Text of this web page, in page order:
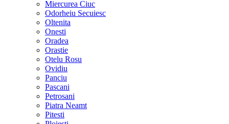
Miercurea Ciuc
Odorheiu Secuiesc
Oltenita
Onesti
Oradea
Orastie
Otelu Rosu
Ovidiu
Panciu
Pascani
Petrosani
Piatra Neamt
Pitesti